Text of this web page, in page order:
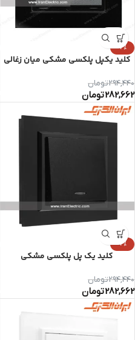
-4%
کلید یکپل پلکسی مشکی میان زغالی
294,440تومان
282,662تومان
-4%
کلید یک پل پلکسی مشکی
294,440تومان
282,662تومان